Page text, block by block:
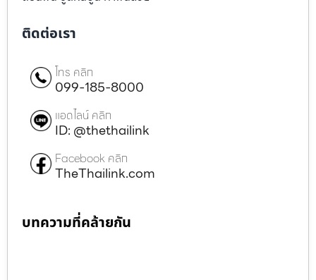
ติดต่อเรา
โทร คลิก
099-185-8000
แอดไลน์ คลิก
ID: @thethailink
Facebook คลิก
TheThailink.com
บทความที่คล้ายกัน